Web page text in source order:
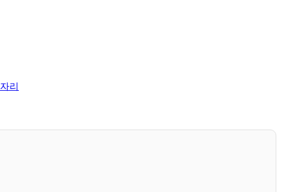
리